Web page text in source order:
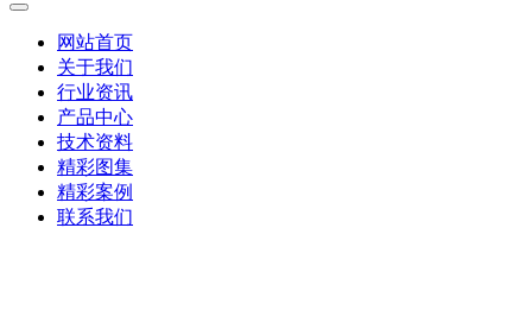
网站首页
关于我们
行业资讯
产品中心
技术资料
精彩图集
精彩案例
联系我们